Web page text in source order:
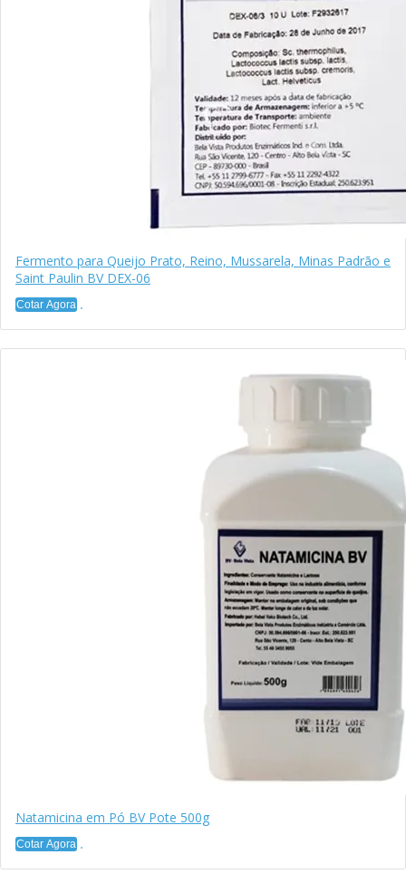
Fermento para Queijo Prato, Reino, Mussarela, Minas Padrão e
Saint Paulin BV DEX-06
Cotar Agora
Natamicina em Pó BV Pote 500g
Cotar Agora